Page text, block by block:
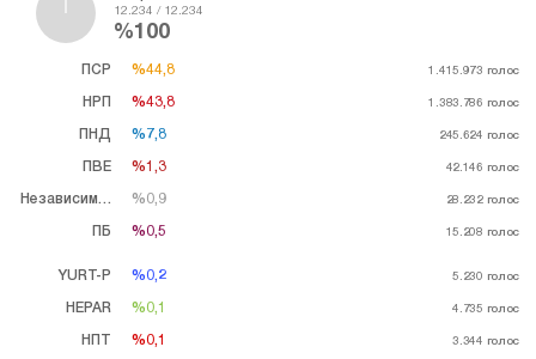
12.234 / 12.234
%100
ПСР
НРП
ПНД
ПВЕ
Независимый
ПБ
%44,8 1.415.973 голос
%43,8 1.383.786 голос
%7,8 245.624 голос
%1,3 42.146 голос
%0,9 28.232 голос
%0,5 15.208 голос
%44,8
%43,8
%7,8
%1,3
%0,9
%0,5
YURT-P
HEPAR
НПТ
%0,2 5.230 голос
%0,1 4.735 голос
%0,1 3.344 голос
%0,2
%0,1
%0,1